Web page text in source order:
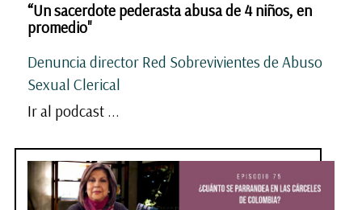
“Un sacerdote pederasta abusa de 4 niños, en
promedio"
Denuncia director Red Sobrevivientes de Abuso
Sexual Clerical
Ir al podcast ...